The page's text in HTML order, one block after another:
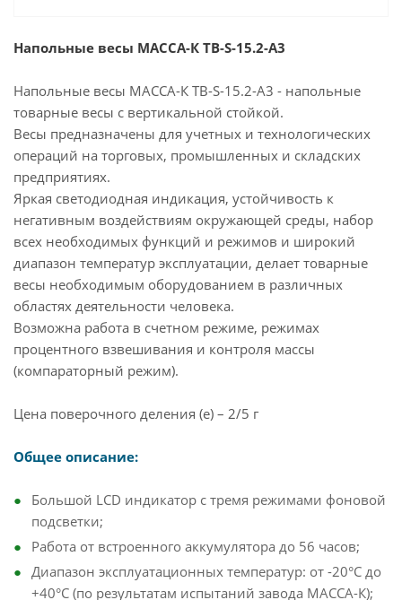
Напольные весы МАССА-К ТВ-S-15.2-А3
Напольные весы МАССА-К ТВ-S-15.2-А3 - напольные
товарные весы с вертикальной стойкой.
Весы предназначены для учетных и технологических
операций на торговых, промышленных и складских
предприятиях.
Яркая светодиодная индикация, устойчивость к
негативным воздействиям окружающей среды, набор
всех необходимых функций и режимов и широкий
диапазон температур эксплуатации, делает товарные
весы необходимым оборудованием в различных
областях деятельности человека.
Возможна работа в счетном режиме, режимах
процентного взвешивания и контроля массы
(компараторный режим).
Цена поверочного деления (e) – 2/5 г
Общее описание:
Большой LCD индикатор с тремя режимами фоновой
подсветки;
Работа от встроенного аккумулятора до 56 часов;
Диапазон эксплуатационных температур: от -20°С до
+40°С (по результатам испытаний завода МАССА-К);